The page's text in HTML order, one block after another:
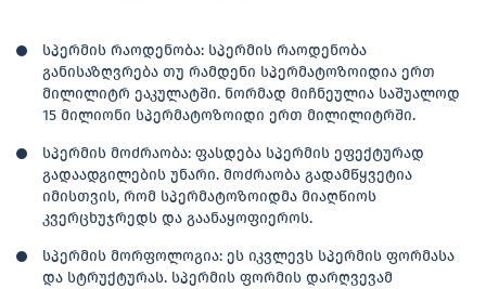
სპერმის რაოდენობა: სპერმის რაოდენობა
განისაზღვრება თუ რამდენი სპერმატოზოიდია ერთ
მილილიტრ ეაკულატში. ნორმად მიჩნეულია საშუალოდ
15 მილიონი სპერმატოზოიდი ერთ მილილიტრში.
სპერმის მოძრაობა: ფასდება სპერმის ეფექტურად
გადაადგილების უნარი. მოძრაობა გადამწყვეტია
იმისთვის, რომ სპერმატოზოიდმა მიაღწიოს
კვერცხუჯრედს და გაანაყოფიეროს.
სპერმის მორფოლოგია: ეს იკვლევს სპერმის ფორმასა
და სტრუქტურას. სპერმის ფორმის დარღვევამ